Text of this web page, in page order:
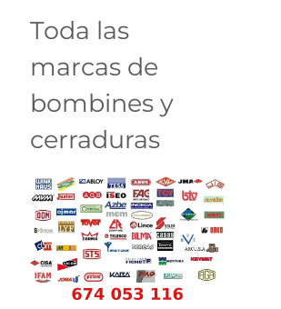
Toda las
marcas de
bombines y
cerraduras